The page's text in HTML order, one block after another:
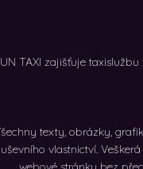
TAXI zajišťuje
texty, obrázky,
vlastnictví.